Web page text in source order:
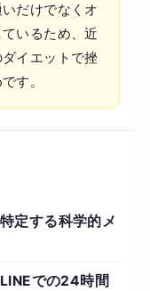
だけでなくオ
いるため、近
イエットで挫
す。
定する科学的メ
での24時間